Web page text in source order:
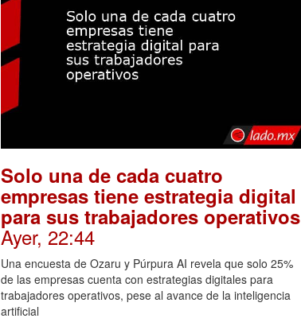
Solo una de cada cuatro
empresas tiene estrategia digital
para sus trabajadores operativos
Ayer, 22:44
Una encuesta de Ozaru y Púrpura AI revela que solo 25%
de las empresas cuenta con estrategias digitales para
trabajadores operativos, pese al avance de la inteligencia
artificial